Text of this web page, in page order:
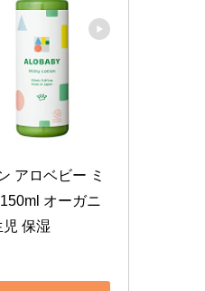
アロベビー ミ
オーガニ
児 保湿